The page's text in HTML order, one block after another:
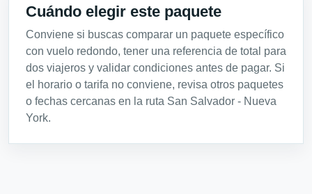
Cuándo elegir este paquete
Conviene si buscas comparar un paquete específico
con vuelo redondo, tener una referencia de total para
dos viajeros y validar condiciones antes de pagar. Si
el horario o tarifa no conviene, revisa otros paquetes
o fechas cercanas en la ruta San Salvador - Nueva
York.